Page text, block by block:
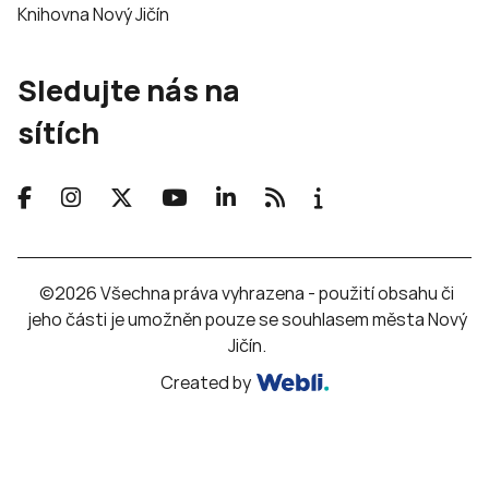
Knihovna Nový Jičín
Sledujte nás na
sítích
©2026 Všechna práva vyhrazena - použití obsahu či
jeho části je umožněn pouze se souhlasem města Nový
Jičín.
Created by